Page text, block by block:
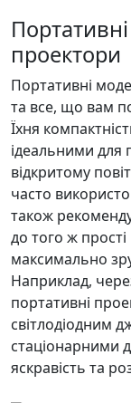
проектори
Портативні
та все, що вам
Їхня
ідеальними для
відкритому
часто
також
до того ж
максимально
Наприклад,
портативні
світлодіодним
стаціонарними
яскравість та